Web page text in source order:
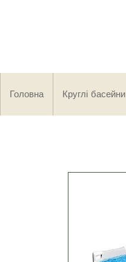
Головна Круглі басейни